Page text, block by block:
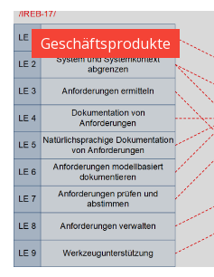
Geschäftsprodukte